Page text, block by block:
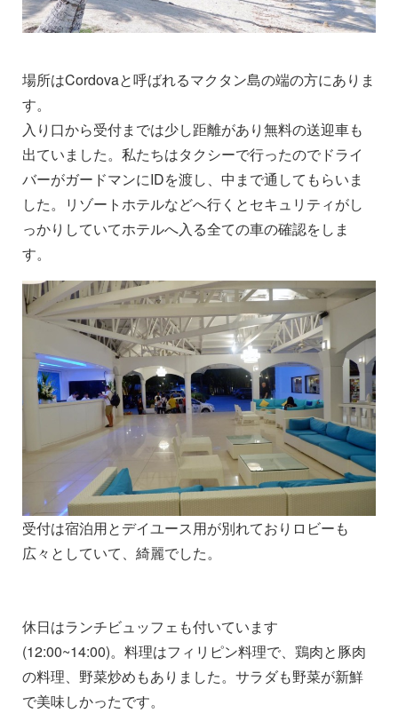
場所はCordovaと呼ばれるマクタン島の端の方にありま
す。
入り口から受付までは少し距離があり無料の送迎車も
出ていました。私たちはタクシーで行ったのでドライ
バーがガードマンにIDを渡し、中まで通してもらいま
した。リゾートホテルなどへ行くとセキュリティがし
っかりしていてホテルへ入る全ての車の確認をしま
す。
受付は宿泊用とデイユース用が別れておりロビーも
広々としていて、綺麗でした。
休日はランチビュッフェも付いています
(12:00~14:00)。料理はフィリピン料理で、鶏肉と豚肉
の料理、野菜炒めもありました。サラダも野菜が新鮮
で美味しかったです。